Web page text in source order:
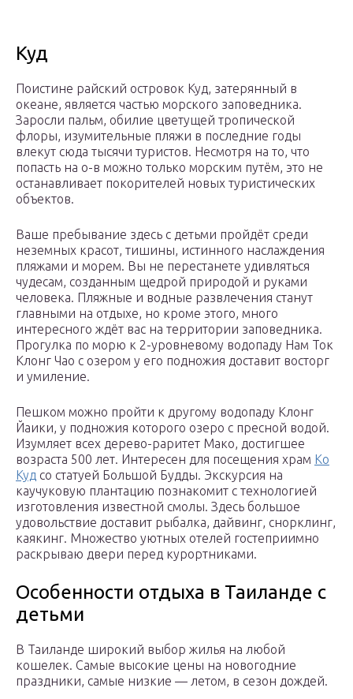
Куд
Поистине райский островок Куд, затерянный в
океане, является частью морского заповедника.
Заросли пальм, обилие цветущей тропической
флоры, изумительные пляжи в последние годы
влекут сюда тысячи туристов. Несмотря на то, что
попасть на о-в можно только морским путём, это не
останавливает покорителей новых туристических
объектов.
Ваше пребывание здесь с детьми пройдёт среди
неземных красот, тишины, истинного наслаждения
пляжами и морем. Вы не перестанете удивляться
чудесам, созданным щедрой природой и руками
человека. Пляжные и водные развлечения станут
главными на отдыхе, но кроме этого, много
интересного ждёт вас на территории заповедника.
Прогулка по морю к 2-уровневому водопаду Нам Ток
Клонг Чао с озером у его подножия доставит восторг
и умиление.
Пешком можно пройти к другому водопаду Клонг
Йаики, у подножия которого озеро с пресной водой.
Изумляет всех дерево-раритет Мако, достигшее
возраста 500 лет. Интересен для посещения храм Ко
Куд со статуей Большой Будды. Экскурсия на
каучуковую плантацию познакомит с технологией
изготовления известной смолы. Здесь большое
удовольствие доставит рыбалка, дайвинг, снорклинг,
каякинг. Множество уютных отелей гостеприимно
раскрываю двери перед курортниками.
Особенности отдыха в Таиланде с
детьми
В Таиланде широкий выбор жилья на любой
кошелек. Самые высокие цены на новогодние
праздники, самые низкие — летом, в сезон дождей.